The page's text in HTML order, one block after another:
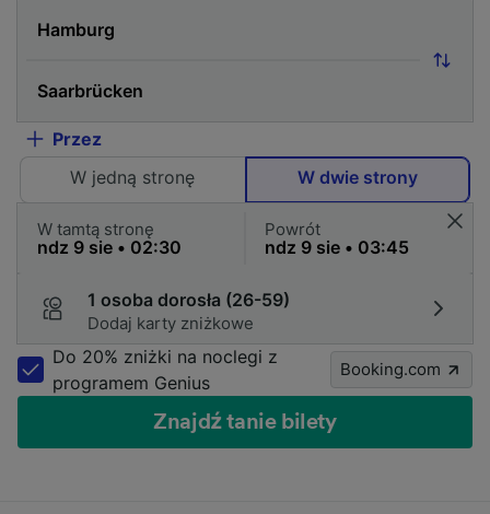
Przez
W jedną stronę
W dwie strony
W tamtą stronę Powrót
1 osoba dorosła (26-59)
Dodaj karty zniżkowe
Do 20% zniżki na noclegi z
programem Genius
Booking.com
Znajdź tanie bilety